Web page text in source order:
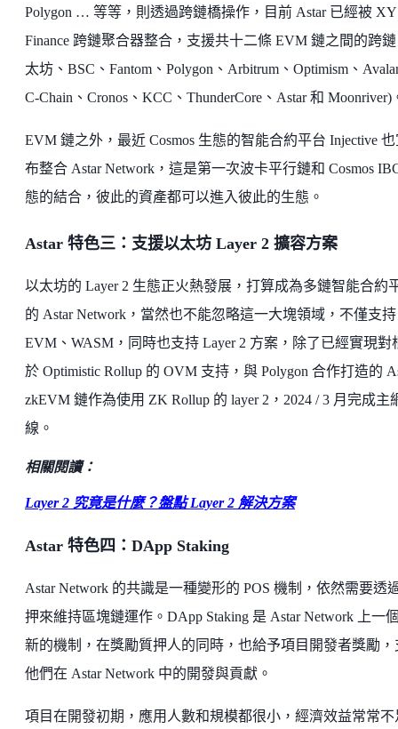
Polygon … 等等，則透過跨鏈橋操作，目前 Astar 已經被 XY
Finance 跨鏈聚合器整合，支援共十二條 EVM 鏈之間的跨
太坊、BSC、Fantom、Polygon、Arbitrum、Optimism、
C-Chain、Cronos、KCC、ThunderCore、Astar 和 Moonriver)
EVM 鏈之外，最近 Cosmos 生態的智能合約平台 Injective
布整合 Astar Network，這是第一次波卡平行鏈和 Cosmos
態的結合，彼此的資產都可以進入彼此的生態。
Astar 特色三：支援以太坊 Layer 2 擴容方案
以太坊的 Layer 2 生態正火熱發展，打算成為多鏈智能合約
的 Astar Network，當然也不能忽略這一大塊領域，不僅支持
EVM、WASM，同時也支持 Layer 2 方案，除了已經實現對
於 Optimistic Rollup 的 OVM 支持，與 Polygon 合作打造的
zkEVM 鏈作為使用 ZK Rollup 的 layer 2，2024 / 3 月完成主
線。
相關閱讀：
Layer 2 究竟是什麼？盤點 Layer 2 解決方案
Astar 特色四：DApp Staking
Astar Network 的共識是一種變形的 POS 機制，依然需要透
押來維持區塊鏈運作。DApp Staking 是 Astar Network 上一
新的機制，在獎勵質押人的同時，也給予項目開發者獎勵，
他們在 Astar Network 中的開發與貢獻。
項目在開發初期，應用人數和規模都很小，經濟效益常常不